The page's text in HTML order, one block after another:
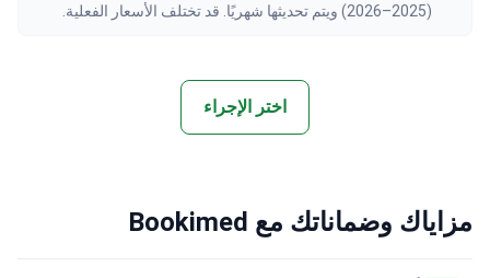
(2025–2026) ويتم تحديثها شهريًا. قد تختلف الأسعار الفعلية.
اختر الإجراء
مزاياك وضماناتك مع Bookimed